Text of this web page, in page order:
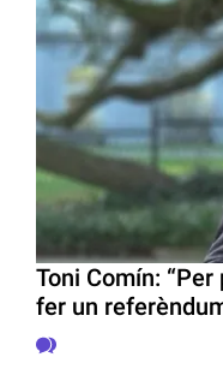
Toni Comín: “Per
fer un